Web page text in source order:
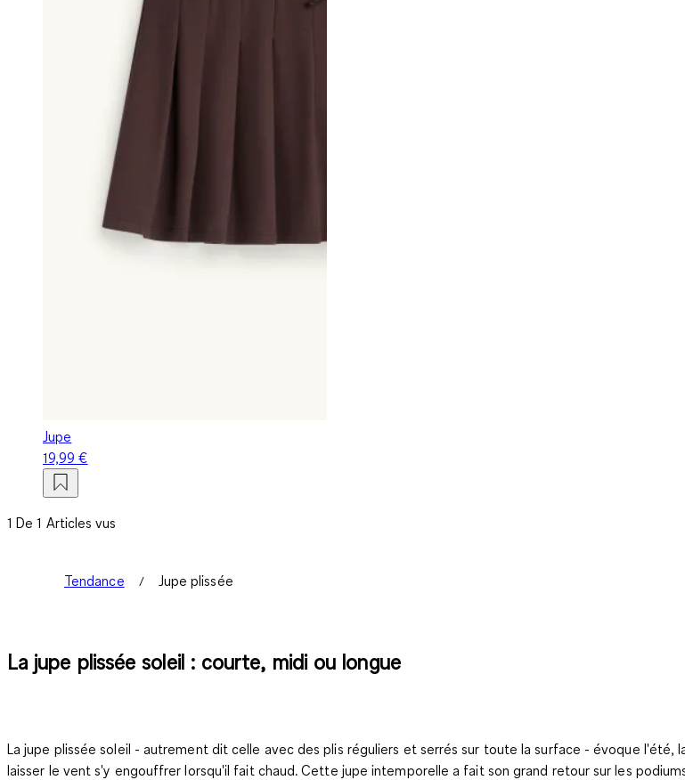
Jupe
19,99 €
1 De 1 Articles vus
Tendance Jupe plissée
La jupe plissée soleil : courte, midi ou longue
La jupe plissée soleil - autrement dit celle avec des plis réguliers et serrés sur toute la surface - évoque
laisser le vent s'y engouffrer lorsqu'il fait chaud. Cette jupe intemporelle a fait son grand retour sur les